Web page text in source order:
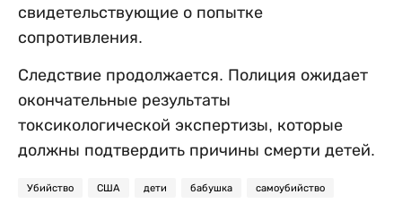
свидетельствующие о попытке
сопротивления.
Следствие продолжается. Полиция ожидает
окончательные результаты
токсикологической экспертизы, которые
должны подтвердить причины смерти детей.
Убийство США дети бабушка самоубийство